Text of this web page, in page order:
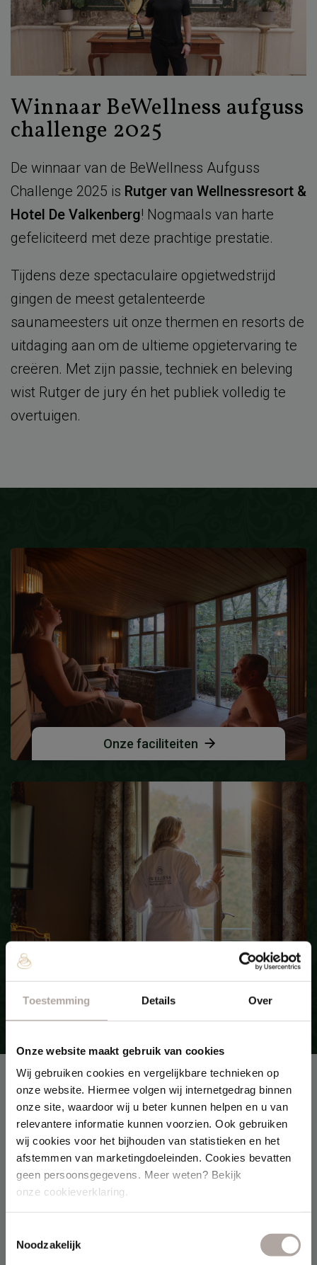
Toestemming Details Over
Onze website maakt gebruik van cookies
Wij gebruiken cookies en vergelijkbare technieken op
onze website. Hiermee volgen wij internetgedrag binnen
onze site, waardoor wij u beter kunnen helpen en u van
relevantere informatie kunnen voorzien. Ook gebruiken
wij cookies voor het bijhouden van statistieken en het
afstemmen van marketingdoeleinden. Cookies bevatten
geen persoonsgegevens. Meer weten? Bekijk
onze cookieverklaring.
Noodzakelijk
Winnaar BeWellness aufguss
challenge 2025
De winnaar van de BeWellness Aufguss
Challenge 2025 is Rutger van Wellnessresort &
Hotel De Valkenberg! Nogmaals van harte
gefeliciteerd met deze prachtige prestatie.
Tijdens deze spectaculaire opgietwedstrijd
gingen de meest getalenteerde
saunameesters uit onze thermen en resorts de
uitdaging aan om de ultieme opgietervaring te
creëren. Met zijn passie, techniek en beleving
wist Rutger de jury én het publiek volledig te
overtuigen.
Onze faciliteiten
E-ticket verzilveren
Op dit moment is het helaas niet mogelijk
om online een reservering te maken met
een e-ticket vanwege een technische
storing. We werken hard aan een